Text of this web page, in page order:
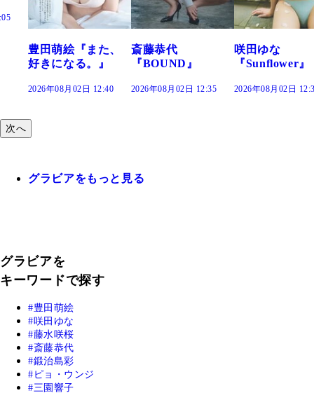
た、
斎藤恭代
『BOUND』
2026年08月02日 12:35
咲田ゆな
『Sunflower』
2026年08月02日 12:30
藤水咲桜『
だまり』
2026年08月02日
次へ
グラビアをもっと見る
グラビアを
キーワードで探す
豊田萌絵
咲田ゆな
藤水咲桜
斎藤恭代
鍛治島彩
ピョ・ウンジ
三園響子